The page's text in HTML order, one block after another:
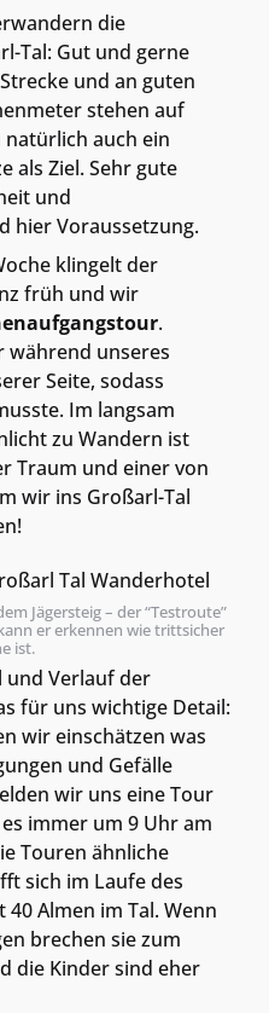
die
Tal: Gut und gerne
und an guten
stehen auf
auch ein
als Ziel. Sehr gute
und
hier Voraussetzung.
klingelt der
früh und wir
.
während unseres
Seite, sodass
Im langsam
zu Wandern ist
Traum und einer von
wir ins Großarl-Tal
Jägersteig – der “Testroute”
er erkennen wie trittsicher
ist.
und Verlauf der
für uns wichtige Detail:
wir einschätzen was
und Gefälle
wir uns eine Tour
immer um 9 Uhr am
Touren ähnliche
sich im Laufe des
Almen im Tal. Wenn
brechen sie zum
die Kinder sind eher